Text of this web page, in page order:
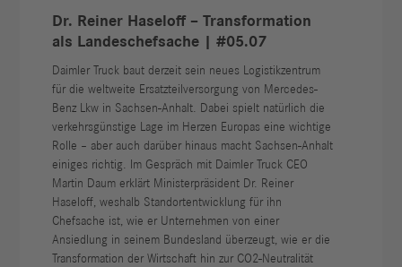
Dr. Reiner Haseloff – Transformation
als Landeschefsache | #05.07
Daimler Truck baut derzeit sein neues Logistikzentrum
für die weltweite Ersatzteilversorgung von Mercedes-
Benz Lkw in Sachsen-Anhalt. Dabei spielt natürlich die
verkehrsgünstige Lage im Herzen Europas eine wichtige
Rolle – aber auch darüber hinaus macht Sachsen-Anhalt
einiges richtig. Im Gespräch mit Daimler Truck CEO
Martin Daum erklärt Ministerpräsident Dr. Reiner
Haseloff, weshalb Standortentwicklung für ihn
Chefsache ist, wie er Unternehmen von einer
Ansiedlung in seinem Bundesland überzeugt, wie er die
Transformation der Wirtschaft hin zur CO2-Neutralität